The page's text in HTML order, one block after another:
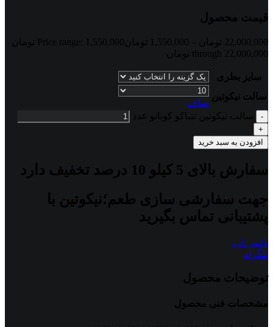
قیمت محصول
22,000,000 تومان 1,550,000 تومان
Price range: 1,550,000 تومان
through 22,000,000 تومان
سایز بطری
سالت نیکوتین
صاف
سالت نیکوتین تنباکو کوبانو عدد
افزودن به سبد خرید
سفارش بالای 5 کیلو 10 درصد تخفیف دارد
جهت سفارشی سازی طعم؛نیکوتین با
پشتیبانی تماس بگیرید
واتس اپ
تلگرام
توضیحات محصول
مشخصات فنی محصول